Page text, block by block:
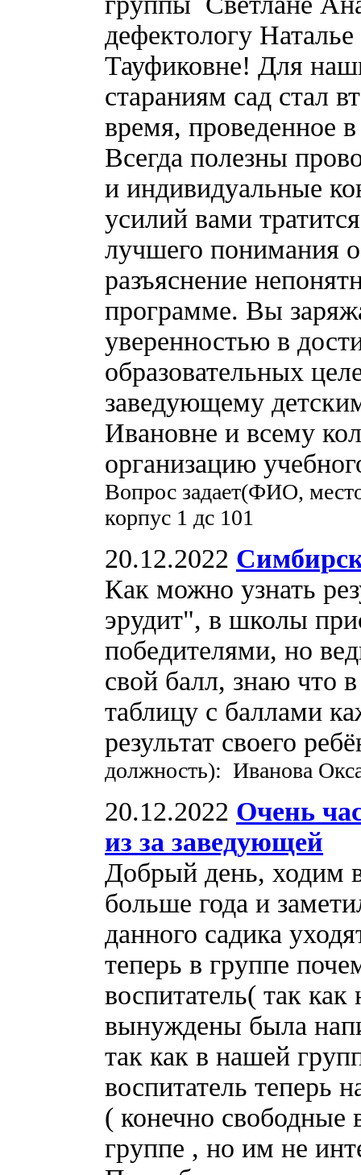
дефектологу
Тауфиковне! Для
стараниям сад стал
время, проведенное
Всегда полезны
и индивидуальные
усилий вами
лучшего понимания
разъяснение
программе. Вы
уверенностью в
образовательных
заведующему
Ивановне и всему
организацию
Вопрос задает(ФИО,
корпус 1 дс 101
20.12.2022
Как можно узнать
эрудит", в школы
победителями, но
свой балл, знаю что
таблицу с баллами
результат своего
должность): Иванова
20.12.2022 Очень
из за заведующей
Добрый день, ходим
больше года и
данного садика
теперь в группе
воспитатель( так
вынуждены была
так как в нашей
воспитатель теперь
( конечно свободные
группе , но им не